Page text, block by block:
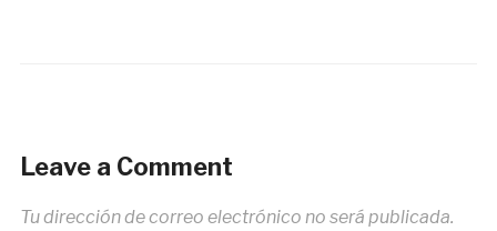
Leave a Comment
Tu dirección de correo electrónico no será publicada.